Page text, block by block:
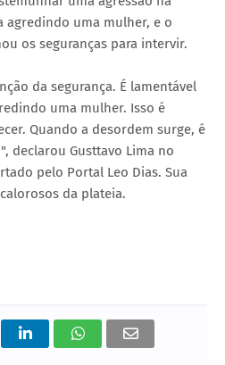
agredindo uma mulher, e o
os seguranças para intervir.
da segurança. É lamentável
uma mulher. Isso é
Quando a desordem surge, é
declarou Gusttavo Lima no
pelo Portal Leo Dias. Sua
da plateia.